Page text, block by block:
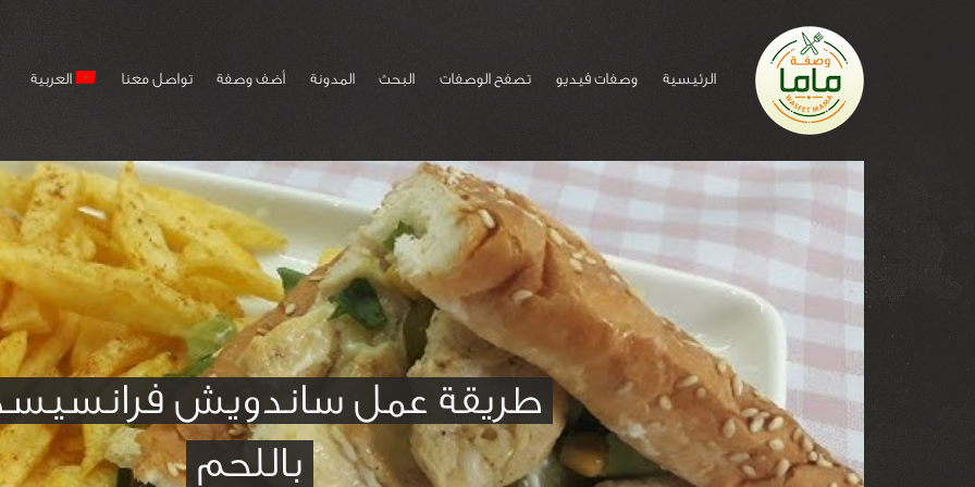
الرئيسية وصفات فيديو تصفح الوصفات البحث المدونة أضف وصفة تواصل معنا العربية
طريقة عمل ساندويش
باللحم